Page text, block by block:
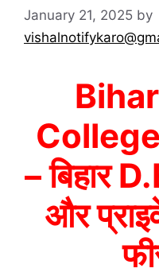
January 21, 2025 by
– बिहार
और